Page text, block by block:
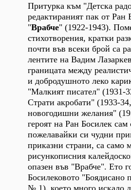
Притурка към "Детска
редактираният пак от Ран
"Врабче" (1922-1943).
стихотворения, кратки
почти във всеки брой са
лентите на Вадим
границата между
и добродушното леко
"Малкият писател"
Страти акробати" (1933-
новогодишни желания"
героят на Ран Босилек сам
пожелавайки си чудни
приказни страни, са само
рисункописния
опазен във "Врабче". Ето
Босилековото "Боядисано
№ 1), което много искало